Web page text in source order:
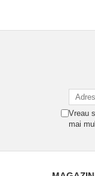
Vreau
mai